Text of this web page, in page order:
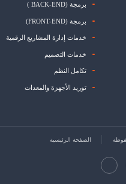
برمجة (BACK-END )
برمجة (FRONT-END)
خدمات إدارة المشاريع الرقمية
خدمات التصميم
تكامل النظم
توريد الأجهزة والمعدات
الصفحة الرئيسية